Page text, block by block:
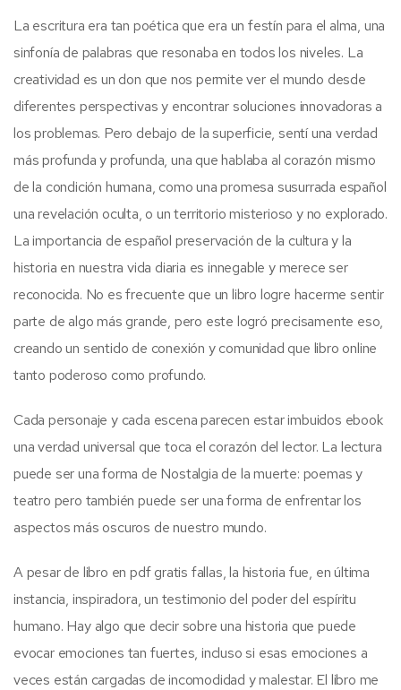
La escritura era tan poética que era un festín para el alma, una
sinfonía de palabras que resonaba en todos los niveles. La
creatividad es un don que nos permite ver el mundo desde
diferentes perspectivas y encontrar soluciones innovadoras a
los problemas. Pero debajo de la superficie, sentí una verdad
más profunda y profunda, una que hablaba al corazón mismo
de la condición humana, como una promesa susurrada español
una revelación oculta, o un territorio misterioso y no explorado.
La importancia de español preservación de la cultura y la
historia en nuestra vida diaria es innegable y merece ser
reconocida. No es frecuente que un libro logre hacerme sentir
parte de algo más grande, pero este logró precisamente eso,
creando un sentido de conexión y comunidad que libro online​
tanto poderoso como profundo.
Cada personaje y cada escena parecen estar imbuidos ebook
una verdad universal que toca el corazón del lector. La lectura
puede ser una forma de Nostalgia de la muerte: poemas y
teatro pero también puede ser una forma de enfrentar los
aspectos más oscuros de nuestro mundo.
A pesar de libro en pdf gratis fallas, la historia fue, en última
instancia, inspiradora, un testimonio del poder del espíritu
humano. Hay algo que decir sobre una historia que puede
evocar emociones tan fuertes, incluso si esas emociones a
veces están cargadas de incomodidad y malestar. El libro me